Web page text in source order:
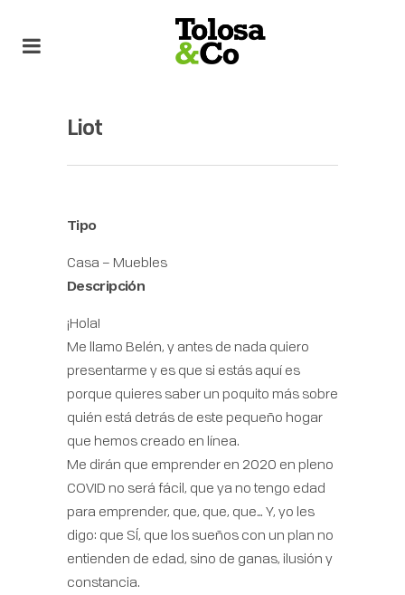
Liot
Tipo
Casa – Muebles
Descripción
¡Hola!
Me llamo Belén, y antes de nada quiero
presentarme y es que si estás aquí es
porque quieres saber un poquito más sobre
quién está detrás de este pequeño hogar
que hemos creado en línea.
Me dirán que emprender en 2020 en pleno
COVID no será fácil, que ya no tengo edad
para emprender, que, que, que… Y, yo les
digo: que SÍ, que los sueños con un plan no
entienden de edad, sino de ganas, ilusión y
constancia.